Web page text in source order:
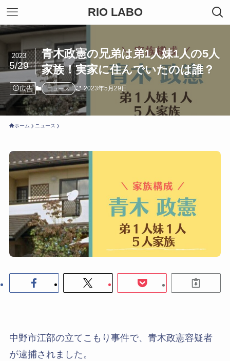
RIO LABO
青木政憲の兄弟は弟1人妹1人の5人
家族！実家に住んでいたのは誰？
2023
5/29
広告 ニュース 2023年5月29日
ホーム ニュース
中野市江部の立てこもり事件で、青木政憲容疑者
が逮捕されました。